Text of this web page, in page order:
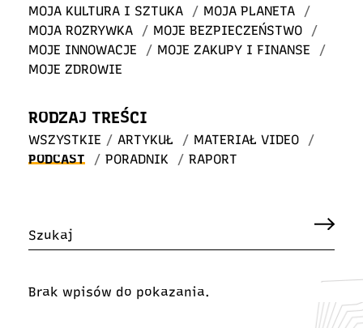
MOJA KULTURA I SZTUKA
/ MOJA PLANETA
/
MOJA ROZRYWKA
/ MOJE BEZPIECZEŃSTWO
/
MOJE INNOWACJE
/ MOJE ZAKUPY I FINANSE
/
MOJE ZDROWIE
RODZAJ TREŚCI
WSZYSTKIE / ARTYKUŁ / MATERIAŁ VIDEO
/
PODCAST
/ PORADNIK / RAPORT
Brak wpisów do pokazania.